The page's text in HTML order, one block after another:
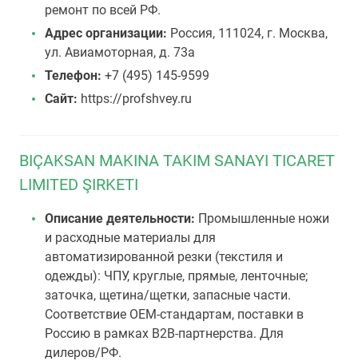
ремонт по всей РФ.
Адрес организации: Россия, 111024, г. Москва,
ул. Авиамоторная, д. 73а
Телефон: +7 (495) 145-9599
Сайт: https://profshvey.ru
BIÇAKSAN MAKINA TAKIM SANAYI TICARET
LIMITED ŞIRKETI
Описание деятельности: Промышленные ножи
и расходные материалы для
автоматизированной резки (текстиля и
одежды): ЧПУ, круглые, прямые, ленточные;
заточка, щетина/щетки, запасные части.
Соответствие OEM-стандартам, поставки в
Россию в рамках B2B-партнерства. Для
дилеров/РФ.